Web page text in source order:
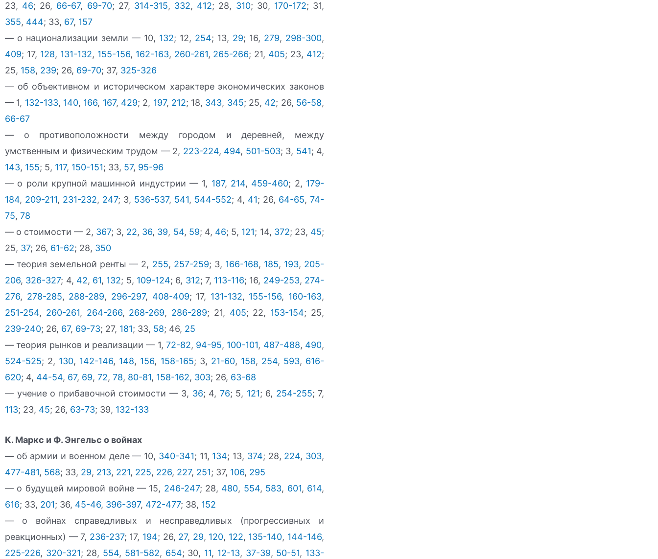
23, 46; 26, 66-67, 69-70; 27, 314-315, 332, 412; 28, 310; 30, 170-172; 31,
355, 444; 33, 67, 157
— о национализации земли — 10, 132; 12, 254; 13, 29; 16, 279, 298-300,
409; 17, 128, 131-132, 155-156, 162-163, 260-261, 265-266; 21, 405; 23, 412;
25, 158, 239; 26, 69-70; 37, 325-326
— об объективном и историческом характере экономических законов
— 1, 132-133, 140, 166, 167, 429; 2, 197, 212; 18, 343, 345; 25, 42; 26, 56-58,
66-67
— о противоположности между городом и деревней, между
умственным и физическим трудом — 2, 223-224, 494, 501-503; 3, 541; 4,
143, 155; 5, 117, 150-151; 33, 57, 95-96
— о роли крупной машинной индустрии — 1, 187, 214, 459-460; 2, 179-
184, 209-211, 231-232, 247; 3, 536-537, 541, 544-552; 4, 41; 26, 64-65, 74-
75, 78
— о стоимости — 2, 367; 3, 22, 36, 39, 54, 59; 4, 46; 5, 121; 14, 372; 23, 45;
25, 37; 26, 61-62; 28, 350
— теория земельной ренты — 2, 255, 257-259; 3, 166-168, 185, 193, 205-
206, 326-327; 4, 42, 61, 132; 5, 109-124; 6, 312; 7, 113-116; 16, 249-253, 274-
276, 278-285, 288-289, 296-297, 408-409; 17, 131-132, 155-156, 160-163,
251-254, 260-261, 264-266, 268-269, 286-289; 21, 405; 22, 153-154; 25,
239-240; 26, 67, 69-73; 27, 181; 33, 58; 46, 25
— теория рынков и реализации — 1, 72-82, 94-95, 100-101, 487-488, 490,
524-525; 2, 130, 142-146, 148, 156, 158-165; 3, 21-60, 158, 254, 593, 616-
620; 4, 44-54, 67, 69, 72, 78, 80-81, 158-162, 303; 26, 63-68
— учение о прибавочной стоимости — 3, 36; 4, 76; 5, 121; 6, 254-255; 7,
113; 23, 45; 26, 63-73; 39, 132-133
К. Маркс и Ф. Энгельс о войнах
— об армии и военном деле — 10, 340-341; 11, 134; 13, 374; 28, 224, 303,
477-481, 568; 33, 29, 213, 221, 225, 226, 227, 251; 37, 106, 295
— о будущей мировой войне — 15, 246-247; 28, 480, 554, 583, 601, 614,
616; 33, 201; 36, 45-46, 396-397, 472-477; 38, 152
— о войнах справедливых и несправедливых (прогрессивных и
реакционных) — 7, 236-237; 17, 194; 26, 27, 29, 120, 122, 135-140, 144-146,
225-226, 320-321; 28, 554, 581-582, 654; 30, 11, 12-13, 37-39, 50-51, 133-